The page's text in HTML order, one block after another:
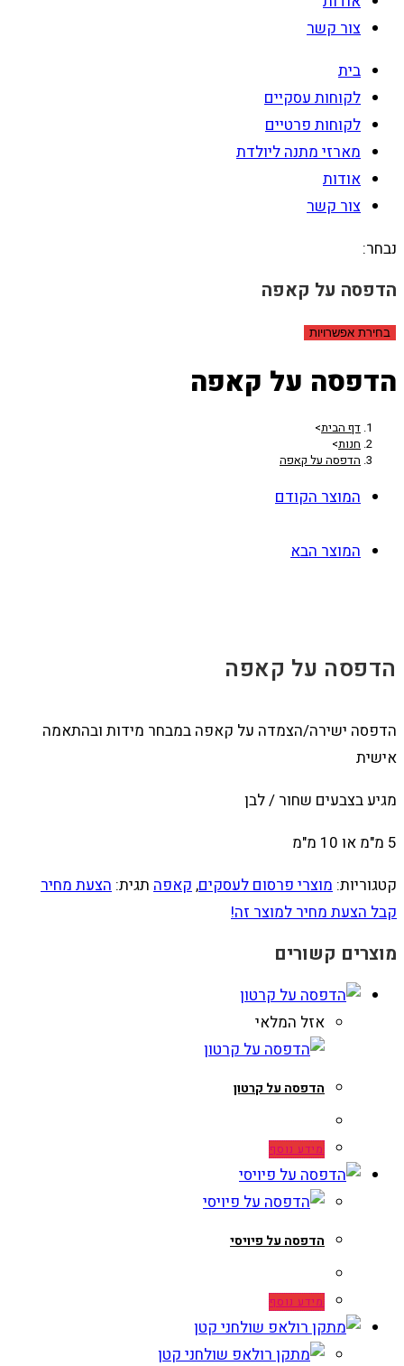
צור קשר
בית
לקוחות עסקיים
לקוחות פרטיים
מארזי מתנה ליולדת
אודות
צור קשר
נבחר:
הדפסה על קאפה
בחירת אפשרויות
הדפסה על קאפה
דף הבית>
חנות>
הדפסה על קאפה
המוצר הקודם
המוצר הבא
הדפסה על קאפה
הדפסה ישירה/הצמדה על קאפה במבחר מידות ובהתאמה
אישית
מגיע בצבעים שחור / לבן
5 מ"מ או 10 מ"מ
קטגוריות: מוצרי פרסום לעסקים, קאפה תגית: הצעת מחיר
קבל הצעת מחיר למוצר זה!
מוצרים קשורים
אזל המלאי
הדפסה על קרטון
מידע נוסף
הדפסה על פיויסי
מידע נוסף